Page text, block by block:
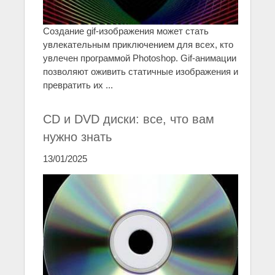
Создание gif-изображения может стать
увлекательным приключением для всех, кто
увлечен программой Photoshop. Gif-анимации
позволяют оживить статичные изображения и
превратить их ...
CD и DVD диски: все, что вам
нужно знать
13/01/2025